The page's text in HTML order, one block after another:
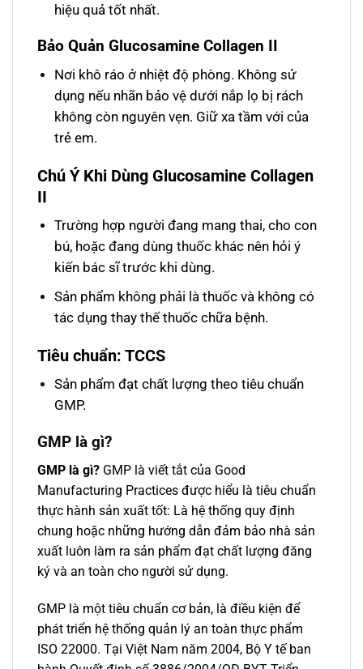
hiệu quả tốt nhất.
Bảo Quản Glucosamine Collagen II
Nơi khô ráo ở nhiệt độ phòng. Không sử
dụng nếu nhãn bảo vệ dưới nắp lọ bị rách
không còn nguyên vẹn. Giữ xa tầm với của
trẻ em.
Chú Ý Khi Dùng Glucosamine Collagen
II
Trường hợp người đang mang thai, cho con
bú, hoặc đang dùng thuốc khác nên hỏi ý
kiến bác sĩ trước khi dùng.
Sản phẩm không phải là thuốc và không có
tác dụng thay thế thuốc chữa bệnh.
Tiêu chuẩn: TCCS
Sản phẩm đạt chất lượng theo tiêu chuẩn
GMP.
GMP là gì?
GMP là gì? GMP là viết tắt của Good
Manufacturing Practices được hiểu là tiêu chuẩn
thực hành sản xuất tốt: Là hệ thống quy định
chung hoặc những hướng dẫn đảm bảo nhà sản
xuất luôn làm ra sản phẩm đạt chất lượng đăng
ký và an toàn cho người sử dụng.
GMP là một tiêu chuẩn cơ bản, là điều kiện để
phát triển hệ thống quản lý an toàn thực phẩm
ISO 22000. Tại Việt Nam năm 2004, Bộ Y tế ban